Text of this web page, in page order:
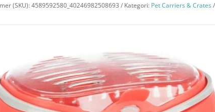
(SKU):4589592580_40246982508693 Kategori: Pet Carriers & Crates